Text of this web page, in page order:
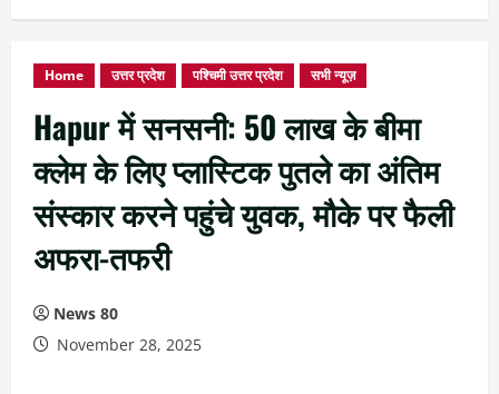
Home उत्तर प्रदेश पश्चिमी उत्तर प्रदेश सभी न्यूज़
Hapur में सनसनी: 50 लाख के बीमा
क्लेम के लिए प्लास्टिक पुतले का अंतिम
संस्कार करने पहुंचे युवक, मौके पर फैली
अफरा-तफरी
News 80
November 28, 2025